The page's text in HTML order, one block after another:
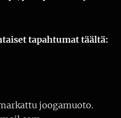
tapahtumat täältä:
joogamuoto.